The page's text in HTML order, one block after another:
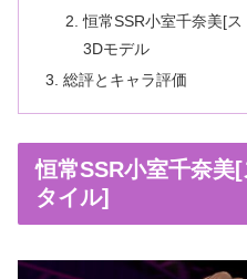
恒常SSR小室千奈美[
3Dモデル
総評とキャラ評価
恒常SSR小室千奈美
タイル]